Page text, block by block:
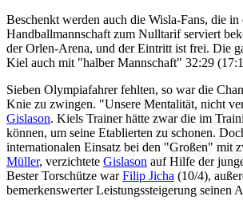
Beschenkt werden auch die Wisla-Fans, die
Handballmannschaft zum Nulltarif serviert
der Orlen-Arena, und der Eintritt ist frei. Die
Kiel auch mit "halber Mannschaft" 32:29
Sieben Olympiafahrer fehlten, so war die
Knie zu zwingen. "Unsere Mentalität, nicht
Gislason. Kiels Trainer hätte zwar die im
können, um seine Etablierten zu schonen.
internationalen Einsatz bei den "Großen" mit
Müller, verzichtete Gislason auf Hilfe der
Bester Torschütze warFilip Jicha (10/4),
bemerkenswerter Leistungssteigerung seinen